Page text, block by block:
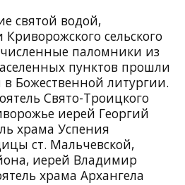
святой водой,
сельского
паломники из
пунктов прошли
в Божественной литургии.
Свято-Троицкого
иерей Георгий
храма Успения
ст. Мальчевской,
иерей Владимир
храма Архангела